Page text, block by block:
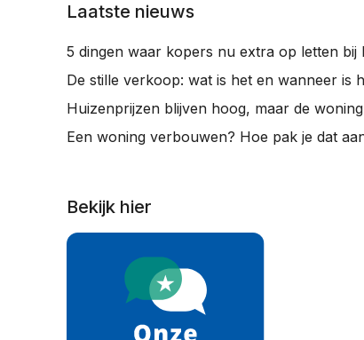
Laatste nieuws
5 dingen waar kopers nu extra op letten
De stille verkoop: wat is het en wanneer is
Huizenprijzen blijven hoog, maar de
Een woning verbouwen? Hoe pak je dat
Bekijk hier